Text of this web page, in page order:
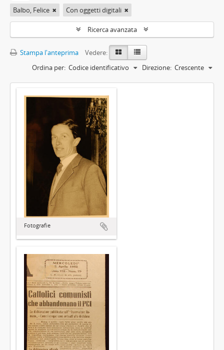
Balbo, Felice Con oggetti digitali
Ricerca avanzata
Stampa l'anteprima
Vedere:
Ordina per: Codice identificativo Direzione: Crescente
Fotografie